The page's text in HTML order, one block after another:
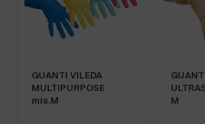
GUANTI VILEDA
MULTIPURPOSE
mis.M
M